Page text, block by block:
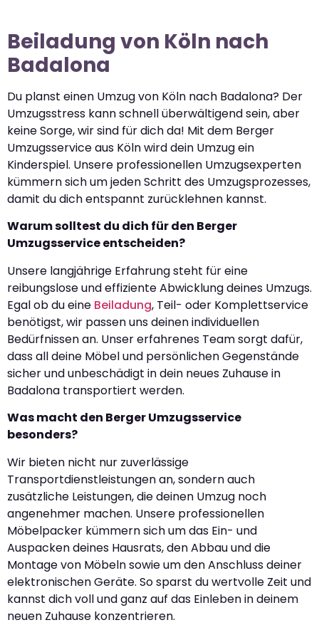
Beiladung von Köln nach
Badalona
Du planst einen Umzug von Köln nach Badalona? Der
Umzugsstress kann schnell überwältigend sein, aber
keine Sorge, wir sind für dich da! Mit dem Berger
Umzugsservice aus Köln wird dein Umzug ein
Kinderspiel. Unsere professionellen Umzugsexperten
kümmern sich um jeden Schritt des Umzugsprozesses,
damit du dich entspannt zurücklehnen kannst.
Warum solltest du dich für den Berger
Umzugsservice entscheiden?
Unsere langjährige Erfahrung steht für eine
reibungslose und effiziente Abwicklung deines Umzugs.
Egal ob du eine Beiladung, Teil- oder Komplettservice
benötigst, wir passen uns deinen individuellen
Bedürfnissen an. Unser erfahrenes Team sorgt dafür,
dass all deine Möbel und persönlichen Gegenstände
sicher und unbeschädigt in dein neues Zuhause in
Badalona transportiert werden.
Was macht den Berger Umzugsservice
besonders?
Wir bieten nicht nur zuverlässige
Transportdienstleistungen an, sondern auch
zusätzliche Leistungen, die deinen Umzug noch
angenehmer machen. Unsere professionellen
Möbelpacker kümmern sich um das Ein- und
Auspacken deines Hausrats, den Abbau und die
Montage von Möbeln sowie um den Anschluss deiner
elektronischen Geräte. So sparst du wertvolle Zeit und
kannst dich voll und ganz auf das Einleben in deinem
neuen Zuhause konzentrieren.